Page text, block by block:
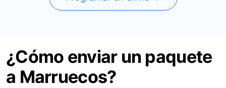
¿Cómo enviar un paquete
a Marruecos?